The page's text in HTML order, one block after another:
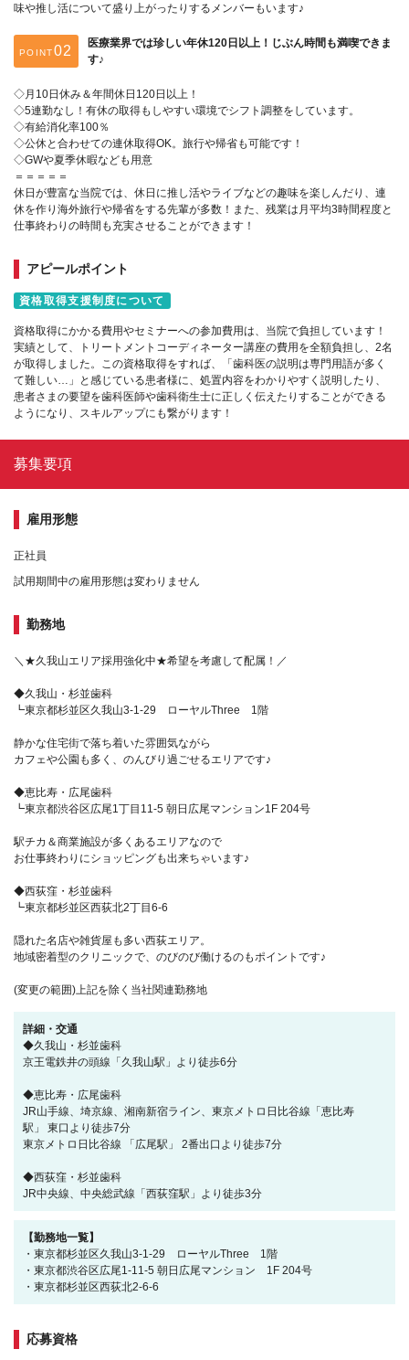
味や推し活について盛り上がったりするメンバーもいます♪
POINT
医療業界では珍しい年休120日以上！じぶん時間も満喫できま
す♪
◇月10日休み＆年間休日120日以上！
◇5連勤なし！有休の取得もしやすい環境でシフト調整をしています。
◇有給消化率100％
◇公休と合わせての連休取得OK。旅行や帰省も可能です！
◇GWや夏季休暇なども用意
＝＝＝＝＝
休日が豊富な当院では、休日に推し活やライブなどの趣味を楽しんだり、連
休を作り海外旅行や帰省をする先輩が多数！また、残業は月平均3時間程度と
仕事終わりの時間も充実させることができます！
アピールポイント
資格取得支援制度について
資格取得にかかる費用やセミナーへの参加費用は、当院で負担しています！
実績として、トリートメントコーディネーター講座の費用を全額負担し、2名
が取得しました。この資格取得をすれば、「歯科医の説明は専門用語が多く
て難しい…」と感じている患者様に、処置内容をわかりやすく説明したり、
患者さまの要望を歯科医師や歯科衛生士に正しく伝えたりすることができる
ようになり、スキルアップにも繋がります！
募集要項
雇用形態
正社員
試用期間中の雇用形態は変わりません
勤務地
＼★久我山エリア採用強化中★希望を考慮して配属！／
◆久我山・杉並歯科
┗東京都杉並区久我山3-1-29 ローヤルThree 1階
静かな住宅街で落ち着いた雰囲気ながら
カフェや公園も多く、のんびり過ごせるエリアです♪
◆恵比寿・広尾歯科
┗東京都渋谷区広尾1丁目11-5 朝日広尾マンション1F 204号
駅チカ＆商業施設が多くあるエリアなので
お仕事終わりにショッピングも出来ちゃいます♪
◆西荻窪・杉並歯科
┗東京都杉並区西荻北2丁目6-6
隠れた名店や雑貨屋も多い西荻エリア。
地域密着型のクリニックで、のびのび働けるのもポイントです♪
(変更の範囲)上記を除く当社関連勤務地
詳細・交通
◆久我山・杉並歯科
京王電鉄井の頭線「久我山駅」より徒歩6分
◆恵比寿・広尾歯科
JR山手線、埼京線、湘南新宿ライン、東京メトロ日比谷線「恵比寿
駅」 東口より徒歩7分
東京メトロ日比谷線 「広尾駅」 2番出口より徒歩7分
◆西荻窪・杉並歯科
JR中央線、中央総武線「西荻窪駅」より徒歩3分
【勤務地一覧】
・東京都杉並区久我山3-1-29 ローヤルThree 1階
・東京都渋谷区広尾1-11-5 朝日広尾マンション 1F 204号
・東京都杉並区西荻北2-6-6
応募資格